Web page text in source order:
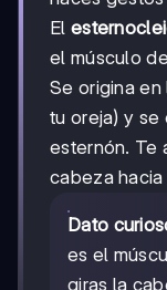
El
el músculo
Se origina
tu oreja) y se
esternón. Te
cabeza
Dato
es el
giras la